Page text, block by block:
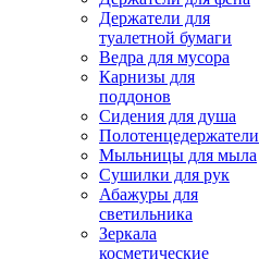
Держатели для
туалетной бумаги
Ведра для мусора
Карнизы для
поддонов
Сидения для душа
Полотенцедержатели
Мыльницы для мыла
Сушилки для рук
Абажуры для
светильника
Зеркала
косметические